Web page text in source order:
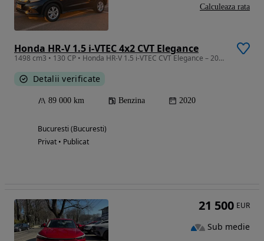
Honda HR-V 1.5 i-VTEC 4x2 CVT Elegance
1498 cm3 • 130 CP • Honda HR-V 1.5 i-VTEC CVT Elegance – 2020 – Unic proprietar
Detalii verificate
89 000 km Benzina 2020
Bucuresti (Bucuresti)
Privat • Publicat
Calculeaza rata
21 500 EUR
Sub medie